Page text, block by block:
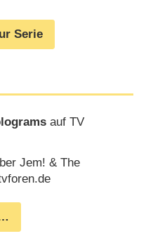
Serie
auf TV
Jem! & The